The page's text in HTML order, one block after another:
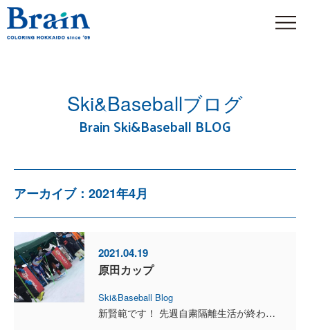
Ski&Baseballブログ
Brain Ski&Baseball BLOG
アーカイブ：2021年4月
2021.04.19
原田カップ
Ski&Baseball Blog
新賢範です！ 先週自粛隔離生活が終わり、昨日は中山峠スキー場で原田カップが行われていて、私は前走をしてきました！ 当日の天気は土砂降りの雨で3週間ぶりのスキーがまさかこの天気になるとは思っ...